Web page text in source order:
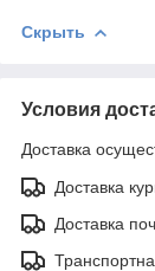
Скрыть
Условия
Доставка
Доставка
Доставка